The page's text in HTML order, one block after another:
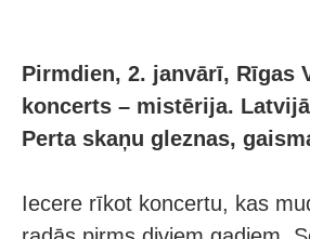
Pirmdien, 2. janvārī, Rīgas
koncerts – mistērija.
Perta skaņu gleznas,
Iecere rīkot koncertu, kas